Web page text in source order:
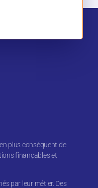
plus conséquent de
finançables et
par leur métier. Des